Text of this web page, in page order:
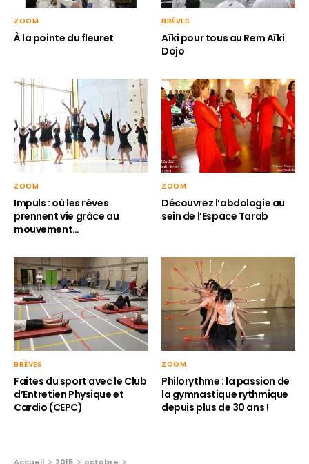
ZOOM
À la pointe du fleuret
BRÈVES
Aïki pour tous au Rem Aïki
Dojo
ZOOM
Impuls : où les rêves
prennent vie grâce au
mouvement…
ZOOM
Découvrez l’abdologie au
sein de l’Espace Tarab
BRÈVES
Faites du sport avec le Club
d’Entretien Physique et
Cardio (CEPC)
ZOOM
Philorythme : la passion de
la gymnastique rythmique
depuis plus de 30 ans !